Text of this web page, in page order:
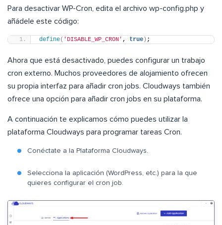
Para desactivar WP-Cron, edita el archivo wp-config.php y
añádele este código:
define( 'DISABLE_WP_CRON' , true ) ;
Ahora que está desactivado, puedes configurar un trabajo
cron externo. Muchos proveedores de alojamiento ofrecen
su propia interfaz para añadir cron jobs. Cloudways también
ofrece una opción para añadir cron jobs en su plataforma.
A continuación te explicamos cómo puedes utilizar la
plataforma Cloudways para programar tareas Cron.
Conéctate a la Plataforma Cloudways.
Selecciona la aplicación (WordPress, etc.) para la que
quieres configurar el cron job.